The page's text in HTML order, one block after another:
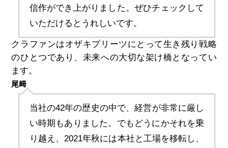
信作ができ上がりました。ぜひチェックして
いただけるとうれしいです。
クラファンはオザキプリーツにとって生き残り戦略
のひとつであり、未来への大切な架け橋となってい
ます。
尾﨑
当社の42年の歴史の中で、経営が非常に厳し
い時期もありました。でもどうにかそれを乗
り越え、2021年秋には本社と工場を移転し、